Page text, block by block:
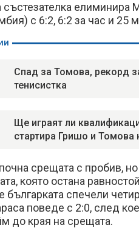
състезателка елиминира
с 6:2, 6:2 за час и 25
Спад за Томова, рекорд
тенисистка
Ще играят ли
стартира Гришо и Томова
срещата с пробив,
която остана
българката спечели
поведе с 2:0, след
до края на срещата.